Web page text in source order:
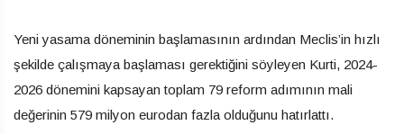
Yeni yasama döneminin başlamasının ardından Meclis’in hızlı
şekilde çalışmaya başlaması gerektiğini söyleyen Kurti, 2024-
2026 dönemini kapsayan toplam 79 reform adımının mali
değerinin 579 milyon eurodan fazla olduğunu hatırlattı.